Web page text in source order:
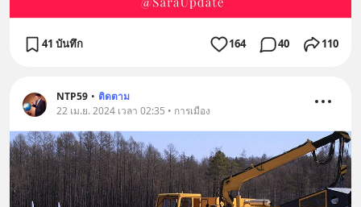
41 บันทึก 164 40 110
NTP59 • ติดตาม
22 เม.ย. 2024 เวลา 02:35 • การเมือง